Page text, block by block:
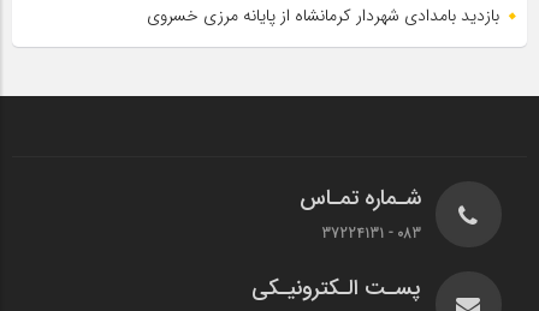
بازدید بامدادی شهردار کرمانشاه از پایانه مرزی خسروی
شـماره تمـاس
083 - 37224131
پسـت الـکترونیـکی